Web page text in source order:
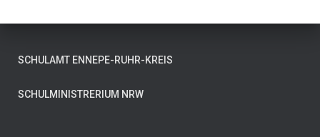
SCHULAMT ENNEPE-RUHR-KREIS
SCHULMINISTRERIUM NRW